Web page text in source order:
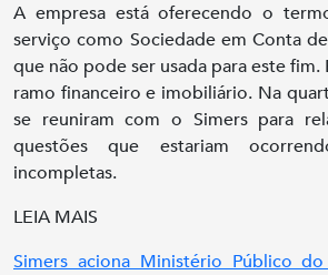
A empresa está oferecendo o
serviço como Sociedade em Conta
que não pode ser usada para este
ramo financeiro e imobiliário. Na
se reuniram com o Simers para
questões que estariam
incompletas.
LEIA MAIS
Simers aciona Ministério Público